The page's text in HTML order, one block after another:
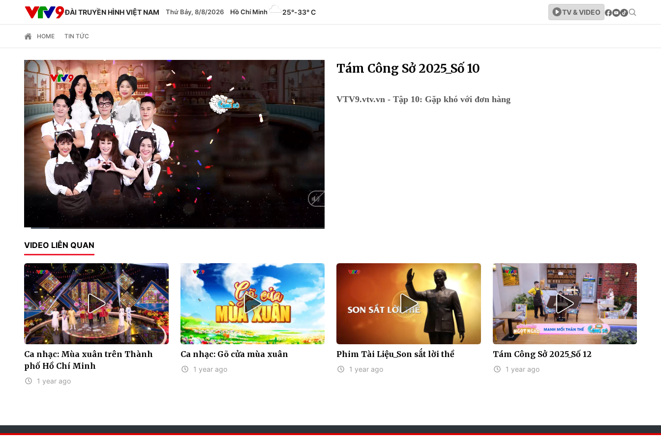
ĐÀI TRUYỀN HÌNH VIỆT NAM Thứ Bảy, 8/8/2026 Hồ Chí Minh 25°-33° C TV & VIDEO
HOME TIN TỨC
Time
Tám Công Sở 2025_Số 10
VTV9.vtv.vn - Tập 10: Gặp khó với đơn hàng
VIDEO LIÊN QUAN
Ca nhạc: Mùa xuân trên Thành
phố Hồ Chí Minh
1 year ago
Ca nhạc: Gõ cửa mùa xuân
1 year ago
Phim Tài Liệu_Son sắt lời thề
1 year ago
Tám Công Sở 2025_Số 12
1 year ago